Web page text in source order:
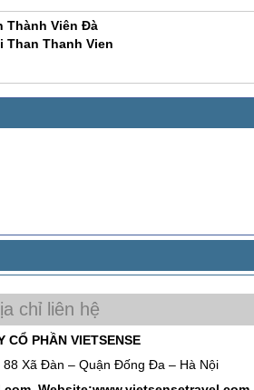
Thành Viên Đà
Than Thanh Vien
CỔ PHẦN VIETSENSE
88 Xã Đàn – Quận Đống Đa – Hà Nội